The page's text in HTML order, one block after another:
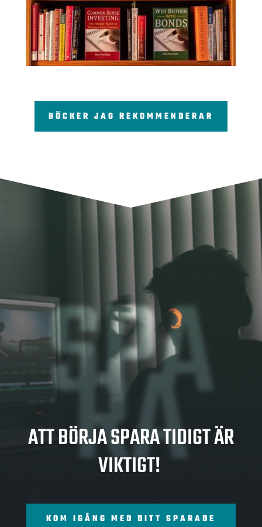
BÖCKER JAG REKOMMENDERAR
SPA
RA
ATT BÖRJA SPARA TIDIGT ÄR
VIKTIGT!
KOM IGÅNG MED DITT SPARADE